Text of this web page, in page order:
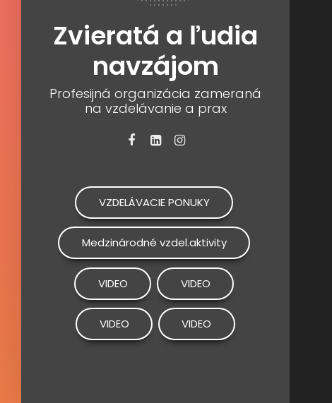
Zvieratá a ľudia
navzájom
Profesijná organizácia zameraná
na vzdelávanie a prax
VZDELÁVACIE PONUKY
Medzinárodné vzdel.aktivity
VIDEO VIDEO
VIDEO VIDEO